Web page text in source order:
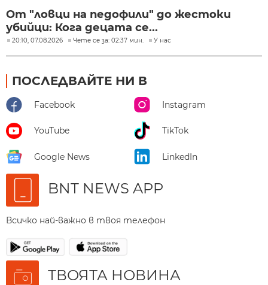
От "ловци на педофили" до жестоки
убийци: Кога децата се...
20:10, 07.08.2026 Чете се за: 02:37 мин. У нас
ПОСЛЕДВАЙТЕ НИ В
Facebook Instagram
YouTube TikTok
Google News LinkedIn
BNT NEWS APP
Всичко най-важно в твоя телефон
ТВОЯТА НОВИНА